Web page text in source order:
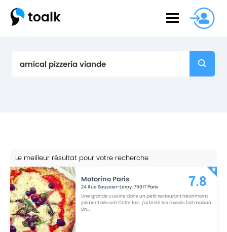
Le meilleur résultat pour votre recherche
Motorino Paris
24 Rue Saussier-Leroy,75017Paris
Une grande cuisine dans un petit restaurant néanmoins
joliment décoré Cette fois, j’ai testé les raviolis fait maison
Un...
7.8